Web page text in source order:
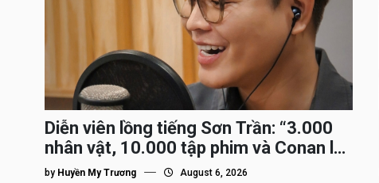
Diễn viên lồng tiếng Sơn Trần: “3.000
nhân vật, 10.000 tập phim và Conan là
nhân vật gắn bó lâu nhất”
by Huyền My Trương August 6, 2026